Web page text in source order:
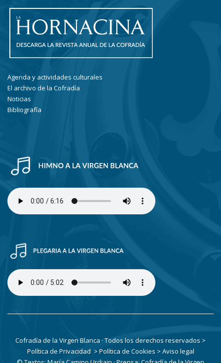
Agenda y actividades culturales
El archivo de la Cofradía
Noticias
Bibliografía
Cofradía de la Virgen Blanca · Todos los derechos reservados >
Política de Privacidad > Política de Cookies > Aviso legal